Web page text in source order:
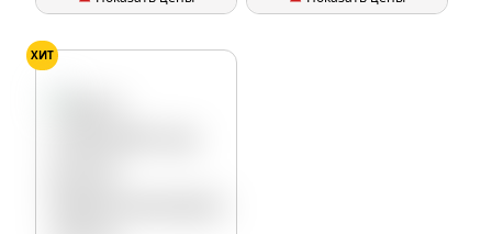
ХИТ